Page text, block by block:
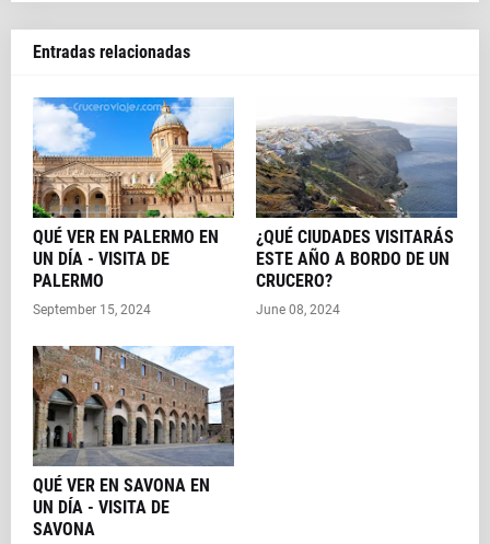
Entradas relacionadas
QUÉ VER EN PALERMO EN
UN DÍA - VISITA DE
PALERMO
September 15, 2024
¿QUÉ CIUDADES VISITARÁS
ESTE AÑO A BORDO DE UN
CRUCERO?
June 08, 2024
QUÉ VER EN SAVONA EN
UN DÍA - VISITA DE
SAVONA